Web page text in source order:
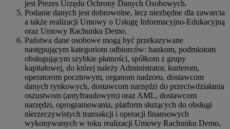
jest Prezes Urzędu Ochrony Danych Osobowych.
Podanie danych jest dobrowolne, lecz niezbędne dla zawarcia
a także realizacji Umowy o Usługę Informacyjno-Edukacyjną
oraz Umowy Rachunku Demo.
Państwa dane osobowe mogą być przekazywane
następującym kategoriom odbiorców: bankom, podmiotom
obsługującym szybkie płatności, spółkom z grupy
kapitałowej, do której należy Administrator, kurierom,
operatorom pocztowym, organom nadzoru, dostawcom
danych rynkowych, dostawcom narzędzi do przeciwdziałania
oszustwom (antyfraudowym) oraz AML, dostawcom
narzędzi, oprogramowania, platform służących do obsługi
nierzeczywistych transakcji i operacji finansowych
wykonywanych w toku realizacji Umowy Rachunku Demo,